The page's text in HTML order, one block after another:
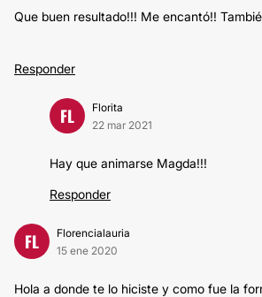
Que buen resultado!!! Me encantó!!
Responder
FL
Florita
22 mar 2021
Hay que animarse Magda!!!
Responder
FL
Florencialauria
15 ene 2020
Hola a donde te lo hiciste y como fue la